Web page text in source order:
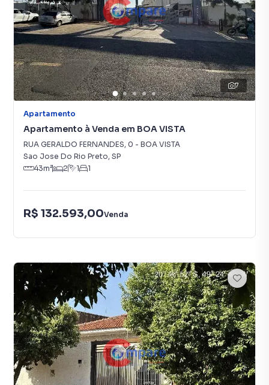
7
Apartamento
Apartamento à Venda em BOA VISTA
RUA GERALDO FERNANDES, 0 - BOA VISTA
Sao Jose Do Rio Preto, SP
43m² 2 1 1
R$ 132.593,00Venda